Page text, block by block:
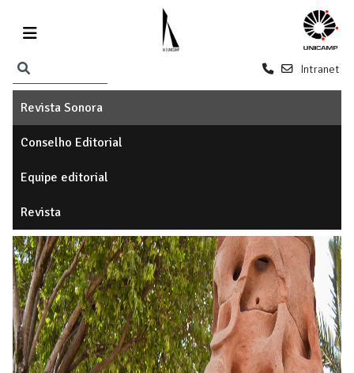
Intranet
Revista Sonora
Conselho Editorial
Equipe editorial
Revista